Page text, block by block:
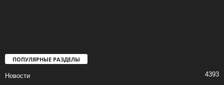
ПОПУЛЯРНЫЕ РАЗДЕЛЫ
Новости 4393